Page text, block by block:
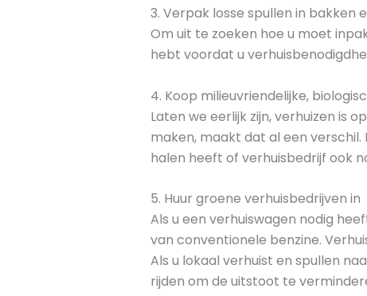
3. Verpak losse spullen in bakken
Om uit te zoeken hoe u moet
hebt voordat u
4. Koop milieuvriendelijke,
Laten we eerlijk zijn, verhuizen is
maken, maakt dat al een
halen heeft of verhuisbedrijf ook
5. Huur groene verhuisbedrijven in
Als u een verhuiswagen nodig
van conventionele benzine.
Als u lokaal verhuist en spullen
rijden om de uitstoot te